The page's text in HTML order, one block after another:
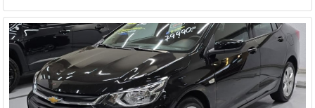
Compartilhe
CHEVROLET
CHEVROLET ONIX 1.0 TURBO FLEX PLUS LTZ AUTOMATICO
4P 2020